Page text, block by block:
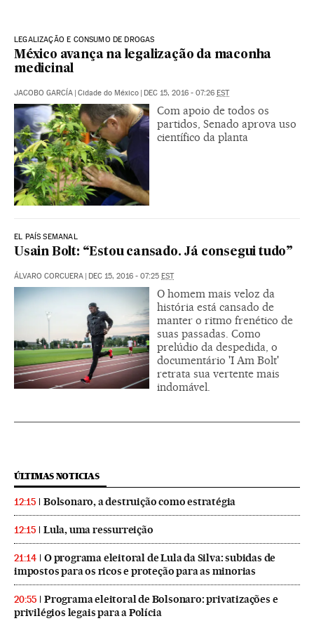
LEGALIZAÇÃO E CONSUMO DE DROGAS
México avança na legalização da maconha
medicinal
JACOBO GARCÍA Cidade do México DEC 15, 2016 - 07:26 EST
Com apoio de todos os
partidos, Senado aprova uso
científico da planta
EL PAÍS SEMANAL
Usain Bolt: “Estou cansado. Já consegui tudo”
ÁLVARO CORCUERA DEC 15, 2016 - 07:25 EST
O homem mais veloz da
história está cansado de
manter o ritmo frenético de
suas passadas. Como
prelúdio da despedida, o
documentário 'I Am Bolt'
retrata sua vertente mais
indomável.
ÚLTIMAS NOTICIAS
12:15 Bolsonaro, a destruição como estratégia
12:15 Lula, uma ressurreição
21:14
O programa eleitoral de Lula da Silva: subidas de
impostos para os ricos e proteção para as minorias
20:55
Programa eleitoral de Bolsonaro: privatizações e
privilégios legais para a Polícia